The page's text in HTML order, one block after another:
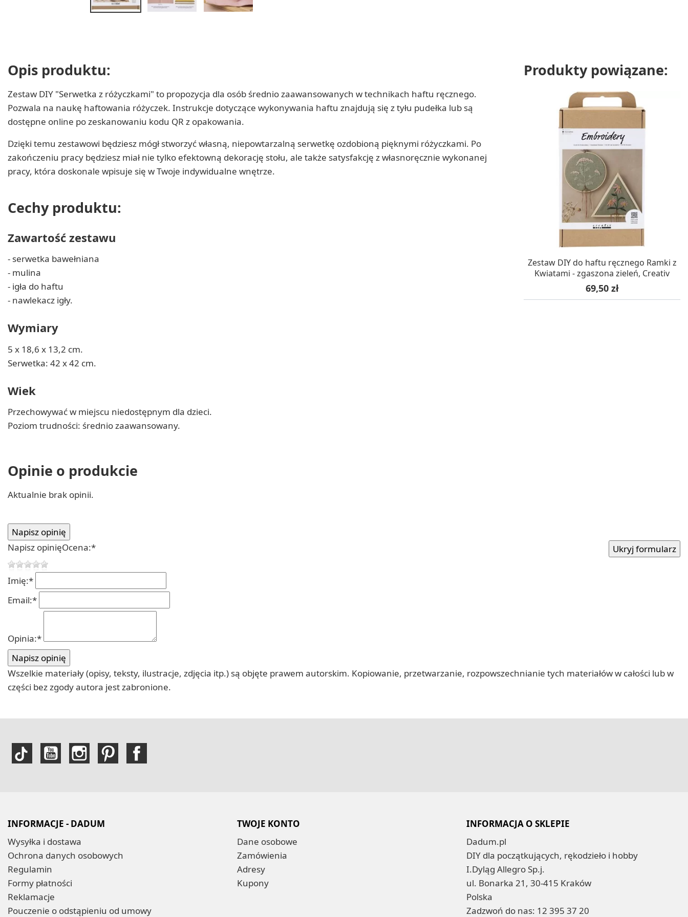
Opis produktu:
Zestaw DIY "Serwetka z różyczkami" to propozycja dla osób średnio zaawansowanych w technikach haftu ręcznego.
Pozwala na naukę haftowania różyczek. Instrukcje dotyczące wykonywania haftu znajdują się z tyłu pudełka lub są
dostępne online po zeskanowaniu kodu QR z opakowania.
Dzięki temu zestawowi będziesz mógł stworzyć własną, niepowtarzalną serwetkę ozdobioną pięknymi różyczkami. Po
zakończeniu pracy będziesz miał nie tylko efektowną dekorację stołu, ale także satysfakcję z własnoręcznie wykonanej
pracy, która doskonale wpisuje się w Twoje indywidualne wnętrze.
Cechy produktu:
Zawartość zestawu
- serwetka bawełniana
- mulina
- igła do haftu
- nawlekacz igły.
Wymiary
5 x 18,6 x 13,2 cm.
Serwetka: 42 x 42 cm.
Wiek
Przechowywać w miejscu niedostępnym dla dzieci.
Poziom trudności: średnio zaawansowany.
Produkty powiązane:
W MAGAZYNIE, DOSTAWA 24H
Zestaw DIY do haftu ręcznego Ramki z
Kwiatami - zgaszona zieleń, Creativ
Cena
69,50 zł
Opinie o produkcie
Aktualnie brak opinii.
Napisz opinięOcena:*
Imię:*
Email:*
Opinia:*
Wszelkie materiały (opisy, teksty, ilustracje, zdjęcia itp.) są objęte prawem autorskim. Kopiowanie, przetwarzanie, rozpowszechnianie tych materiałów w całości lub w
części bez zgody autora jest zabronione.
INFORMACJE - DADUM
Wysyłka i dostawa
Ochrona danych osobowych
Regulamin
Formy płatności
Reklamacje
Pouczenie o odstąpieniu od umowy
TWOJE KONTO
Dane osobowe
Zamówienia
Adresy
Kupony
INFORMACJA O SKLEPIE
Dadum.pl
DIY dla początkujących, rękodzieło i hobby
I.Dyląg Allegro Sp.j.
ul. Bonarka 21, 30-415 Kraków
Polska
Zadzwoń do nas: 12 395 37 20